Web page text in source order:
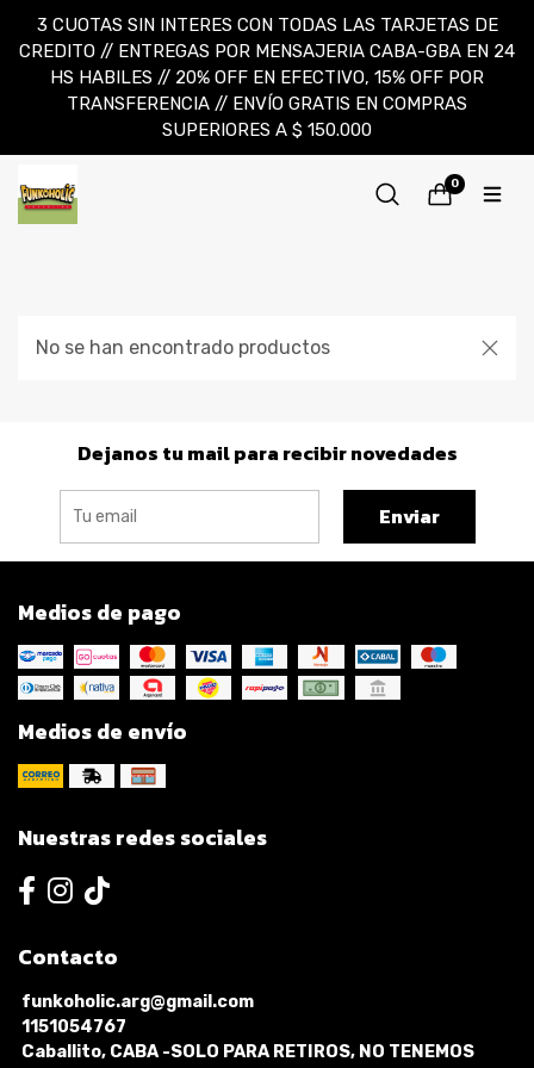
3 CUOTAS SIN INTERES CON TODAS LAS TARJETAS DE
CREDITO // ENTREGAS POR MENSAJERIA CABA-GBA EN 24
HS HABILES // 20% OFF EN EFECTIVO, 15% OFF POR
TRANSFERENCIA // ENVÍO GRATIS EN COMPRAS
SUPERIORES A $ 150.000
0
No se han encontrado productos
Dejanos tu mail para recibir novedades
Enviar
Medios de pago
Medios de envío
Nuestras redes sociales
Contacto
funkoholic.arg@gmail.com
1151054767
Caballito, CABA -SOLO PARA RETIROS, NO TENEMOS